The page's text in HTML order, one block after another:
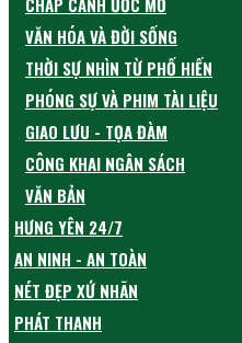
VĂN HÓA VÀ ĐỜI SỐNG
THỜI SỰ NHÌN TỪ PHỐ HIẾN
PHÓNG SỰ VÀ PHIM TÀI LIỆU
GIAO LƯU - TỌA ĐÀM
CÔNG KHAI NGÂN SÁCH
VĂN BẢN
HƯNG YÊN 24/7
AN NINH - AN TOÀN
NÉT ĐẸP XỨ NHÃN
PHÁT THANH